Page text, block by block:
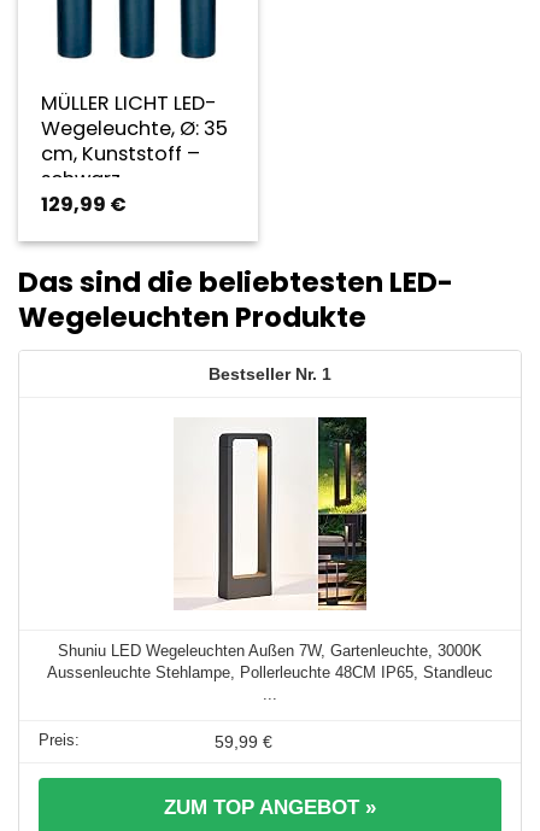
MÜLLER LICHT LED-
Wegeleuchte, Ø: 35
cm, Kunststoff –
schwarz
129,99 €
Das sind die beliebtesten LED-
Wegeleuchten Produkte
1
Shuniu LED Wegeleuchten Außen 7W, Gartenleuchte, 3000K
Aussenleuchte Stehlampe, Pollerleuchte 48CM IP65, Standleuc
59,99 €
ZUM TOP ANGEBOT »